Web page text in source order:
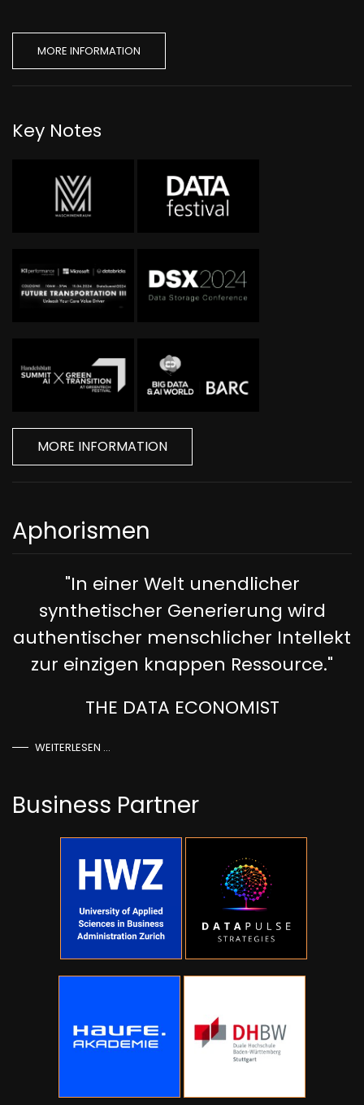
MORE INFORMATION
Key Notes
MORE INFORMATION
Aphorismen
"In einer Welt unendlicher
synthetischer Generierung wird
authentischer menschlicher Intellekt
zur einzigen knappen Ressource."
THE DATA ECONOMIST
WEITERLESEN …
Business Partner